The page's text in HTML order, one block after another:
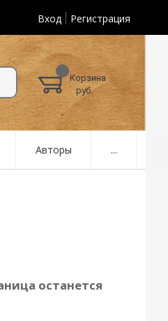
Вход Регистрация
Корзина
руб.
Авторы ...
останется